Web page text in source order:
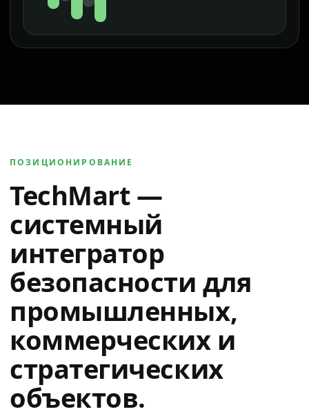
ПОЗИЦИОНИРОВАНИЕ
TechMart —
системный
интегратор
безопасности для
промышленных,
коммерческих и
стратегических
объектов.